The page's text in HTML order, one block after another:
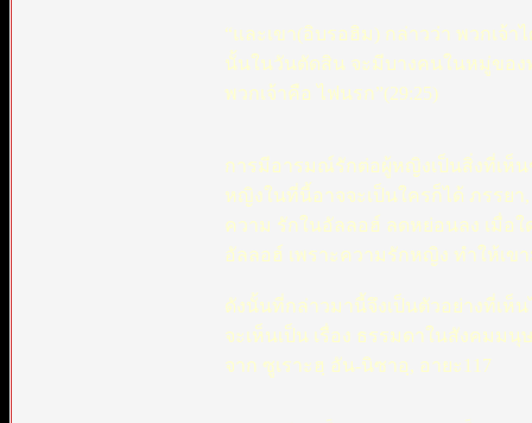
“และเขา(อิบรอฮิม) กล่าวว่า พวกเจ้
นั้นในวันตัดสิน จะมีบางคนในหมู่ของ
พวกเจ้าคือ ไฟนรก”(29:25)
การมีอารมณ์รักต่อผู้หญิงเป็นสิ่งที่เห็
หญิงในที่นี้อาจจะเป็นใครก็ได้ ภรรย
ความ รักในอัลลอฮ์ ลดหย่อนลง เมื่อ
อัลลอฮ์ เพราะความรักหญิง ทำให้เข
ดังนั้นที่กล่าวมานี้จึงเป็นตัวอย่างที่เห็
จะเห็นเป็น เรื่อง ธรรมดาในสังคมม
จาก ซูเราะฮฺ อัน-นิซาอฺ, อายะ117